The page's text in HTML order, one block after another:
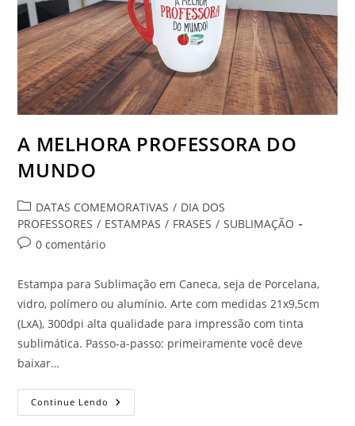
A MELHORA PROFESSORA DO
MUNDO
Categoria
do
post:
DATAS COMEMORATIVAS / DIA DOS
PROFESSORES / ESTAMPAS / FRASES / SUBLIMAÇÃO
Comentários
post:
0 comentário
Estampa para Sublimação em Caneca, seja de Porcelana,
vidro, polímero ou alumínio. Arte com medidas 21x9,5cm
(LxA), 300dpi alta qualidade para impressão com tinta
sublimática. Passo-a-passo: primeiramente você deve
baixar…
Continue Lendo A
MELHORA